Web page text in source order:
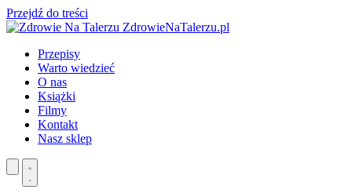
Przejdź do treści
ZdrowieNaTalerzu.pl
Przepisy
Warto wiedzieć
O nas
Książki
Filmy
Kontakt
Nasz sklep